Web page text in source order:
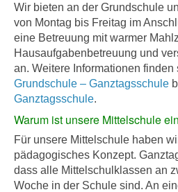
Wir bieten an der Grundschule
von Montag bis Freitag im
eine Betreuung mit warmer
Hausaufgabenbetreuung und
an. Weitere Informationen finden
Grundschule – Ganztagsschule
Ganztagsschule.
Warum ist unsere Mittelschule
Für unsere Mittelschule haben
pädagogisches Konzept.
dass alle Mittelschulklassen an
Woche in der Schule sind. An